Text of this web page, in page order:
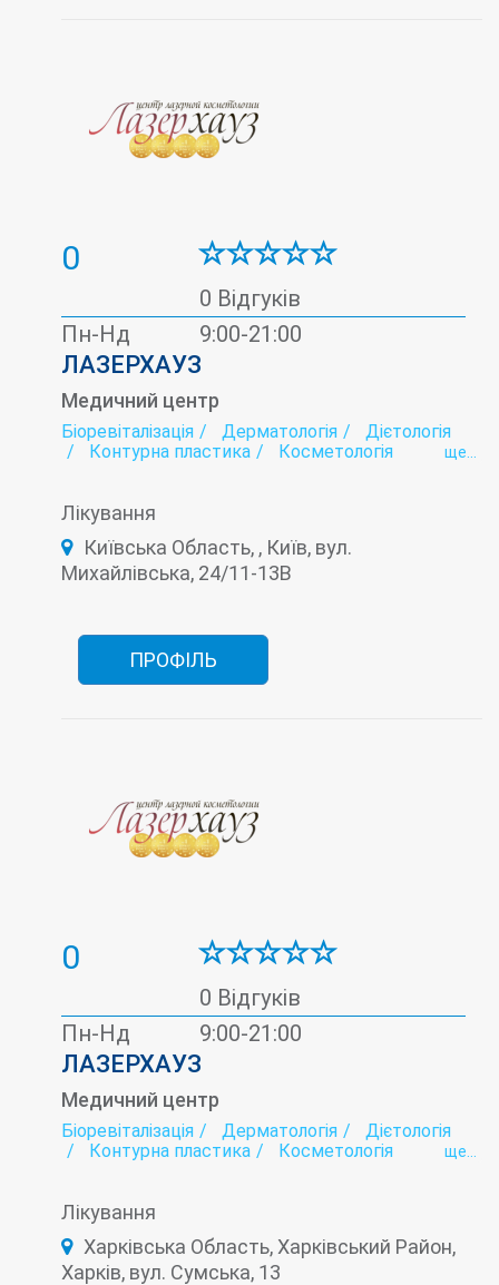
0
0 Відгуків
Пн-Нд
9:00-21:00
ЛАЗЕРХАУЗ
Медичний центр
Біоревіталізація Дерматологія
Дієтологія
Контурна пластика
Косметологія
Тредліфтінг
ще...
Лікування
Київська Область, , Київ, вул.
Михайлівська, 24/11-13В
ПРОФІЛЬ
0
0 Відгуків
Пн-Нд
9:00-21:00
ЛАЗЕРХАУЗ
Медичний центр
Біоревіталізація Дерматологія
Дієтологія
Контурна пластика
Косметологія
Тредліфтінг
ще...
Лікування
Харківська Область, Харківський Район,
Харків, вул. Сумська, 13